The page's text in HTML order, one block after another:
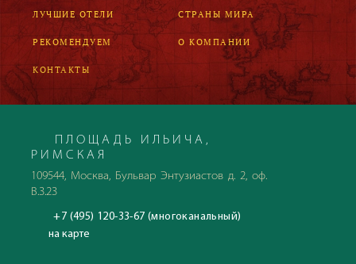
ЛУЧШИЕ ОТЕЛИ СТРАНЫ МИРА
РЕКОМЕНДУЕМ О КОМПАНИИ
КОНТАКТЫ
ПЛОЩАДЬ ИЛЬИЧА,
РИМСКАЯ
109544, Москва, Бульвар Энтузиастов д. 2, оф.
В.3.23
+7 (495) 120-33-67 (многоканальный)
на карте